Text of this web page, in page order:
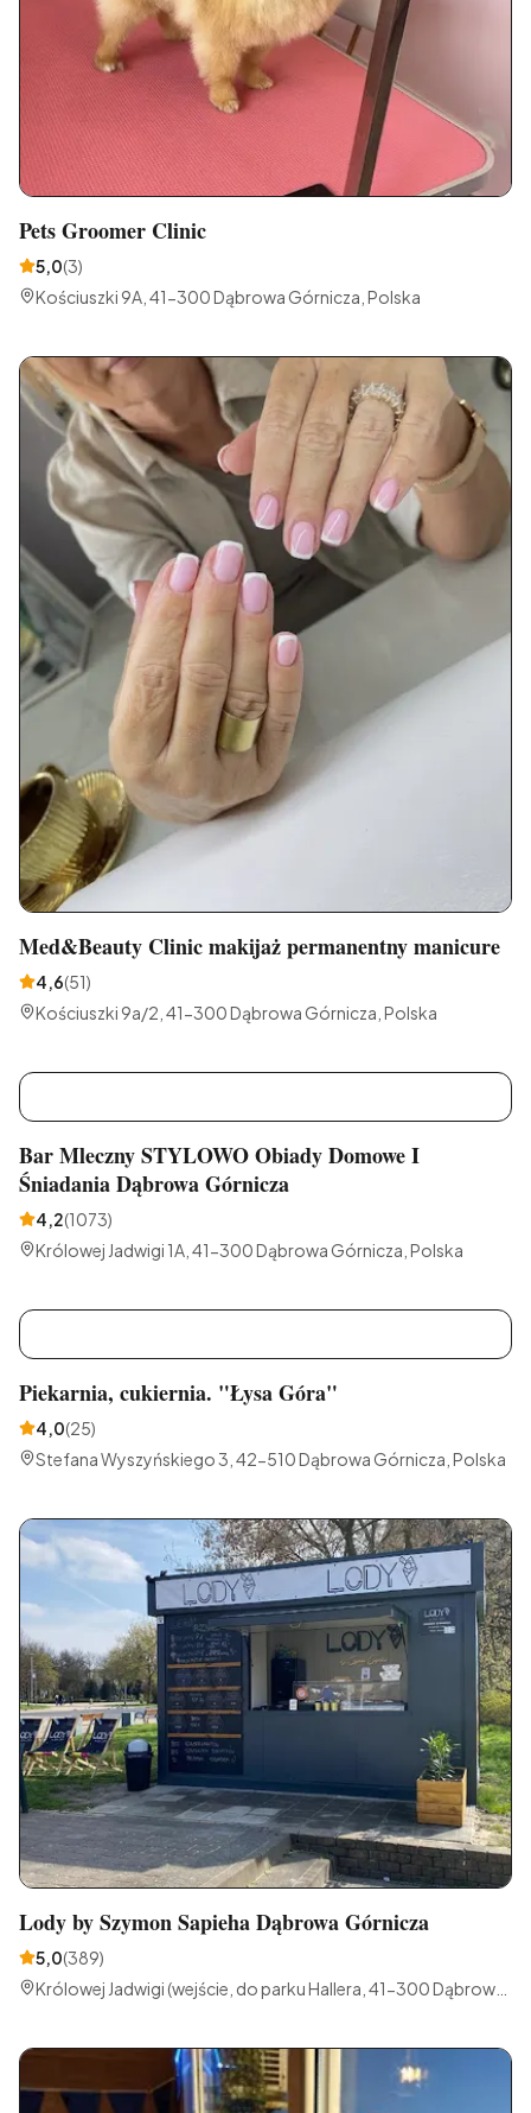
Pets Groomer Clinic
5,0(3)
Kościuszki 9A, 41-300 Dąbrowa Górnicza, Polska
Med&Beauty Clinic makijaż permanentny manicure
4,6(51)
Kościuszki 9a/2, 41-300 Dąbrowa Górnicza, Polska
Bar Mleczny STYLOWO Obiady Domowe I
Śniadania Dąbrowa Górnicza
4,2(1073)
Królowej Jadwigi 1A, 41-300 Dąbrowa Górnicza, Polska
Piekarnia, cukiernia. "Łysa Góra"
4,0(25)
Stefana Wyszyńskiego 3, 42-510 Dąbrowa Górnicza, Polska
Lody by Szymon Sapieha Dąbrowa Górnicza
5,0(389)
Królowej Jadwigi (wejście, do parku Hallera, 41-300 Dąbrowa